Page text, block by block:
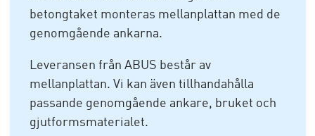
betongtaket monteras mellanplattan med de
genomgående ankarna.
Leveransen från ABUS består av
mellanplattan. Vi kan även tillhandahålla
passande genomgående ankare, bruket och
gjutformsmaterialet.